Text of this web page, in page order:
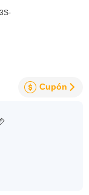
Cupón